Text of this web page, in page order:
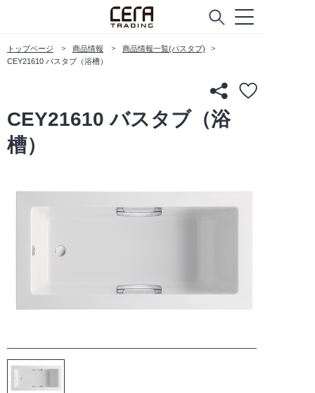
トップページ 商品情報
商品情報一覧(バスタブ)
CEY21610 バスタブ（浴槽）
CEY21610 バスタブ（浴
槽）